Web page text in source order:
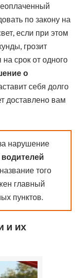
по закону на
если при этом
грозит
срок от одного
о
себя долго
доставлено вам
нарушение
водителей
того
главный
пунктов.
и их